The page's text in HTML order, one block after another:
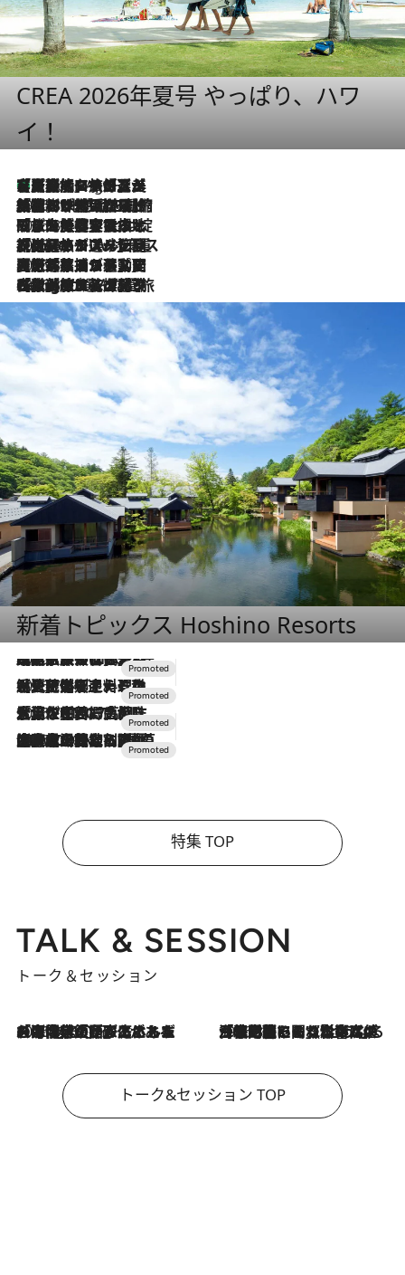
CREA 2026年夏号 やっぱり、ハワ
イ！
1 Hour Ago
【厳選旅コスメ】「多機能アイテムがメイン！」旅好き美容エディターが選んだ夏旅ベストコスメを発表【Mサイズジップ】
2026.8.6
「荷物が増えるほど旅ストレスは増す」美容ジャーナリストがたどり着いた最終結論。“化粧品を劇的に減らす”感動の凝縮美容とは
2026.8.6
「旅先には金髪ウィッグを持参」日本と同じメイクでは損してる!? 美容ジャーナリストが提案する“掟破りの旅美容”とは
2026.8.6
【厳選旅コスメ】「身軽さ＆UV対策重視！」ヘアアーティストshucoが選んだ夏旅ベストコスメを発表【Mサイズジップ】
2026.8.5
【厳選旅コスメ】国内をあちこち移動する河井菜摘が選んだ夏旅ベストコスメ発表！「リラックスアイテムはマスト」【Mサイズジップ】
2026.8.4
【厳選旅コスメ】「紫外線＆乾燥対策しながらメイク感も！」ヘア＆メイクGeorgeが選んだ夏旅ベストコスメを発表！【Mサイズジップ】
新着トピックス Hoshino Resorts
2026.7.31
【ホテル帰省】という選択肢をOMOが提案。家族とほどよい距離を保つには「昼は実家、夜は気兼ねなくホテルで！」
2026.7.24
【夏限定ディナーコース】旬を迎える稚鮎や花ズッキーニなどをイタリア・トスカーナの郷土料理の手法で満喫！
2026.7.17
「土佐和ハーブかき氷」がOMO7高知に登場！生姜、山椒、大葉など目にも舌にも涼を呼ぶ郷土の味
2026.7.10
NEW OPEN！【界 草津】名湯の地に誕生。趣の異なる2種の温泉と上州ならではの会席・蕎麦割烹など美食を味わう究極の癒やし旅
特集 TOP
TALK & SESSION
トーク＆セッション
2026.8.3
「今後値上げがあるとすれば…」「リスクがあるのは今年の冬」エネルギー専門家が語る、ホルムズ海峡封鎖が家庭にもたらす“ある心配” 2026.8.3
「住宅建てられない…」「サーチャージ料の高値が続いている」ホルムズ海峡封鎖による影響はいつまで続く？《エネルギー専門家に聞く“どうなる日本の暮らし”》
トーク&セッション TOP